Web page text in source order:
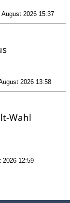
2026 15:37
2026 13:58
Wahl
2026 12:59